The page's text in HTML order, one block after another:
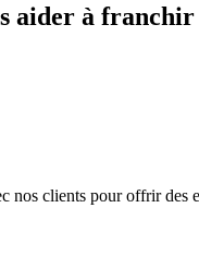
à
clients pour offrir des